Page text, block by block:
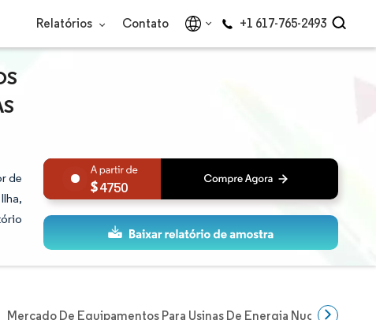
Relatórios Contato +1 617-765-2493
de
4750
Mercado De Equipamentos Para Usinas De Energia Nuclear Da